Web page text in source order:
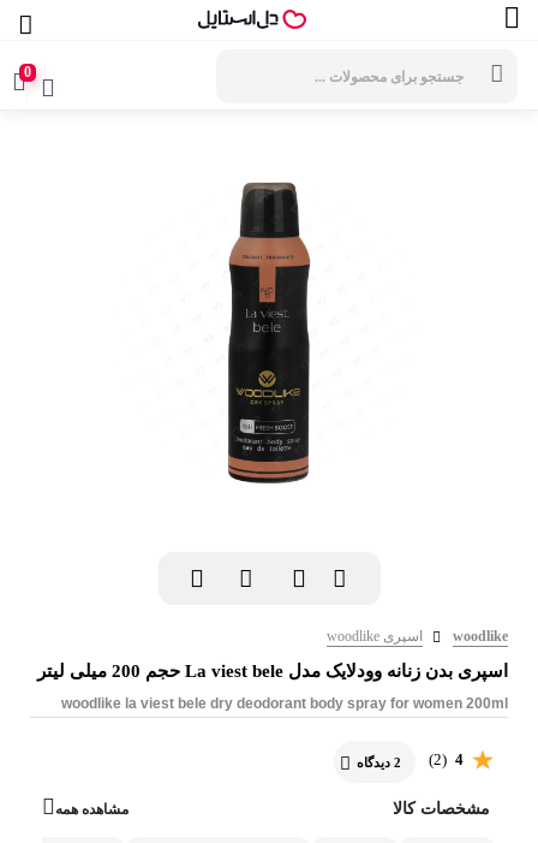
0
woodlike اسپری woodlike
اسپری بدن زنانه وودلایک مدل La viest bele حجم 200 میلی لیتر
woodlike la viest bele dry deodorant body spray for women 200ml
4
(2) 2 دیدگاه
مشخصات کالا مشاهده همه